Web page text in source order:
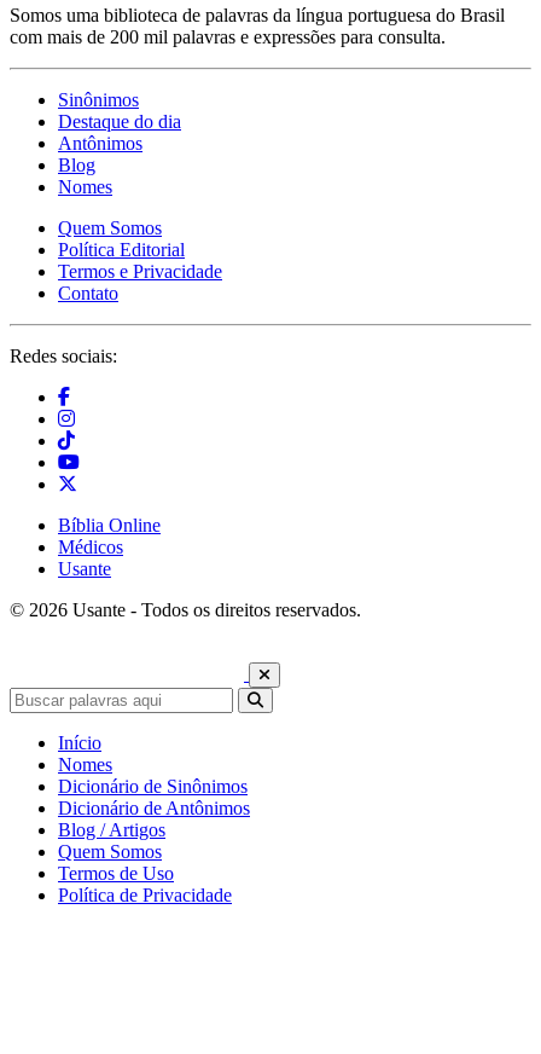
Somos uma biblioteca de palavras da língua portuguesa do Brasil
com mais de 200 mil palavras e expressões para consulta.
Sinônimos
Destaque do dia
Antônimos
Blog
Nomes
Quem Somos
Política Editorial
Termos e Privacidade
Contato
Redes sociais:
Bíblia Online
Médicos
Usante
© 2026 Usante - Todos os direitos reservados.
Início
Nomes
Dicionário de Sinônimos
Dicionário de Antônimos
Blog / Artigos
Quem Somos
Termos de Uso
Política de Privacidade